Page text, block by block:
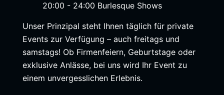
20:00 - 24:00 Burlesque Shows
Unser Prinzipal steht Ihnen täglich für private
Events zur Verfügung – auch freitags und
samstags! Ob Firmenfeiern, Geburtstage oder
exklusive Anlässe, bei uns wird Ihr Event zu
einem unvergesslichen Erlebnis.